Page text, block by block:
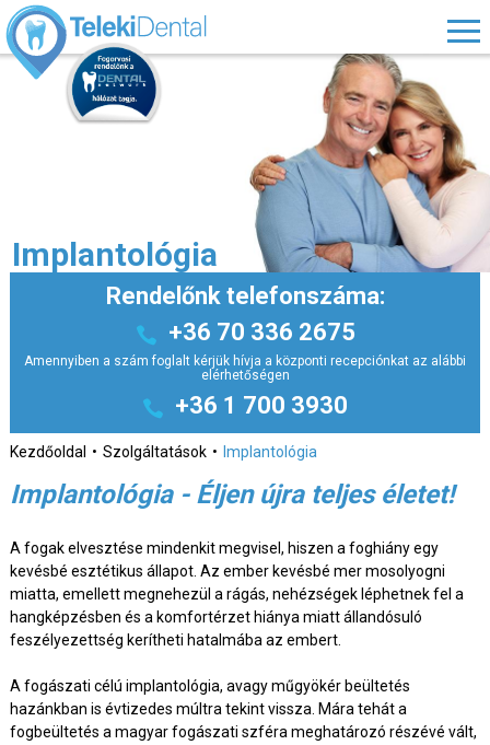
Implantológia
Rendelőnk telefonszáma:
+36 70 336 2675
Amennyiben a szám foglalt kérjük hívja a központi recepciónkat az alábbi
elérhetőségen
+36 1 700 3930
Kezdőoldal Szolgáltatások Implantológia
Implantológia - Éljen újra teljes életet!
A fogak elvesztése mindenkit megvisel, hiszen a foghiány egy
kevésbé esztétikus állapot. Az ember kevésbé mer mosolyogni
miatta, emellett megnehezül a rágás, nehézségek léphetnek fel a
hangképzésben és a komfortérzet hiánya miatt állandósuló
feszélyezettség kerítheti hatalmába az embert.
A fogászati célú implantológia, avagy műgyökér beültetés
hazánkban is évtizedes múltra tekint vissza. Mára tehát a
fogbeültetés a magyar fogászati szféra meghatározó részévé vált,